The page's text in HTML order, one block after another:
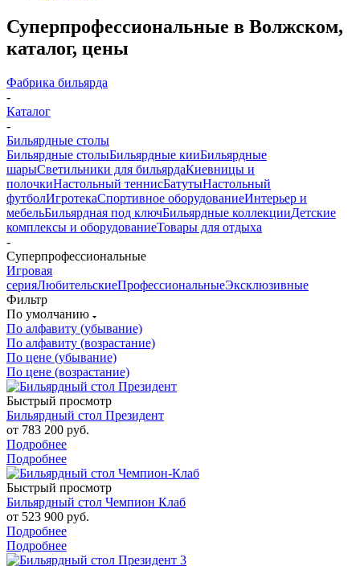
Суперпрофессиональные в Волжском,
каталог, цены
Фабрика бильярда
-
Каталог
-
Бильярдные столы
Бильярдные столыБильярдные кииБильярдные
шарыСветильники для бильярдаКиевницы и
полочкиНастольный теннисБатутыНастольный
футболИгротекаСпортивное оборудованиеИнтерьер и
мебельБильярдная под ключБильярдные коллекцииДетские
комплексы и оборудованиеТовары для отдыха
-
Суперпрофессиональные
Игровая
серияЛюбительскиеПрофессиональныеЭксклюзивные
Фильтр
По умолчанию
По алфавиту (убывание)
По алфавиту (возрастание)
По цене (убывание)
По цене (возрастание)
Быстрый просмотр
Бильярдный стол Президент
от 783 200 руб.
Подробнее
Подробнее
Быстрый просмотр
Бильярдный стол Чемпион Клаб
от 523 900 руб.
Подробнее
Подробнее